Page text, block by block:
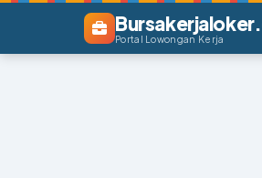
Portal Lowongan Kerja